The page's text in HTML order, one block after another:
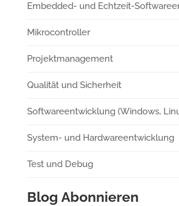
Embedded- und Echtzeit-
Mikrocontroller
Projektmanagement
Qualität und Sicherheit
Softwareentwicklung (Windows,
System- und Hardwareentwicklung
Test und Debug
Blog Abonnieren